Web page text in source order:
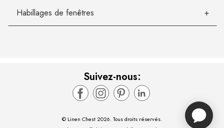
Habillages de fenêtres
Suivez-nous:
© Linen Chest 2026. Tous droits réservés.